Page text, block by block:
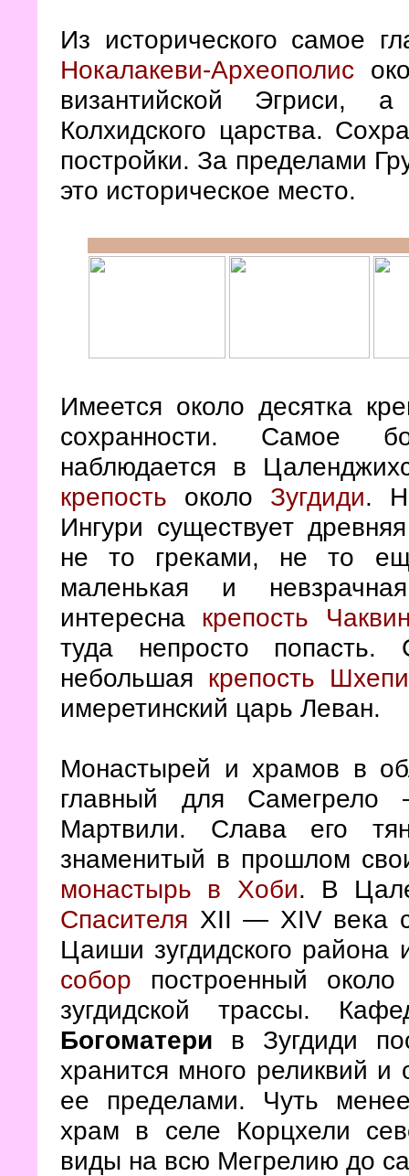
Из исторического самое
Нокалакеви-Археополис
византийской
Колхидского царства.
постройки. За пределами
это историческое место.
Имеется около десятка
сохранности. Самое
наблюдается в
крепость около Зугдиди.
Ингури существует
не то греками, не то
маленькая и
интересна крепость
туда непросто
небольшая крепость Шхепи
имеретинский царь Леван.
Монастырей и храмов в
главный для
Мартвили. Слава его
знаменитый в прошлом
монастырь в Хоби. В
Спасителя XII — XIV века
Цаиши зугдидского района
собор построенный
зугдидской трассы.
Богоматери в Зугдиди
хранится много реликвий
ее пределами. Чуть
храм в селе Корцхели
виды на всю Мегрелию до